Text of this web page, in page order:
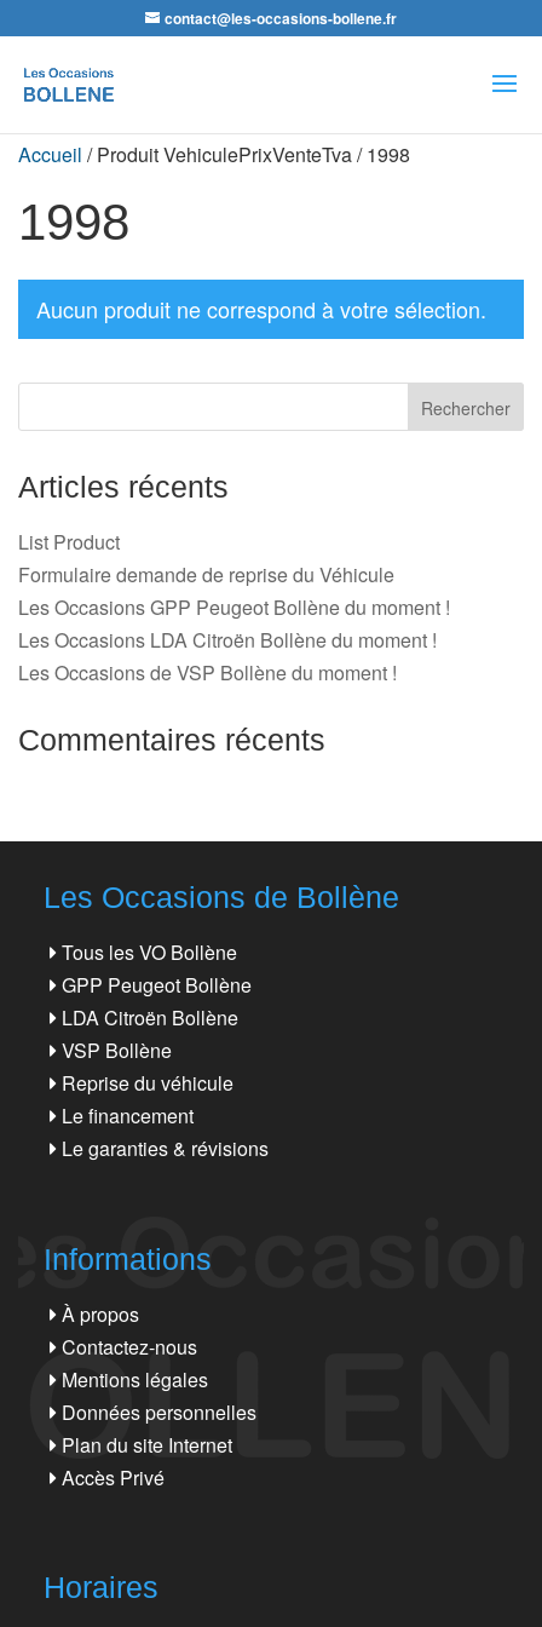
contact@les-occasions-bollene.fr
de
produits
Accueil / Produit VehiculePrixVenteTva / 1998
1998
Aucun produit ne correspond à votre sélection.
Articles récents
List Product
Formulaire demande de reprise du Véhicule
Les Occasions GPP Peugeot Bollène du moment !
Les Occasions LDA Citroën Bollène du moment !
Les Occasions de VSP Bollène du moment !
Commentaires récents
Les Occasions de Bollène
Tous les VO Bollène
GPP Peugeot Bollène
LDA Citroën Bollène
VSP Bollène
Reprise du véhicule
Le financement
Le garanties & révisions
Informations
À propos
Contactez-nous
Mentions légales
Données personnelles
Plan du site Internet
Accès Privé
Horaires